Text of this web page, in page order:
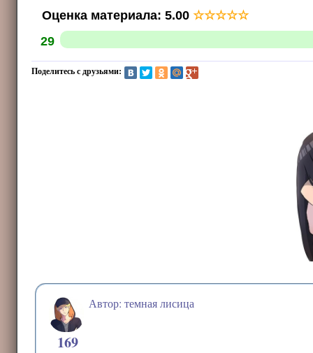
Оценка материала: 5.00 ☆☆☆☆☆
29
Поделитесь с друзьями:
169
Автор: темная лисица